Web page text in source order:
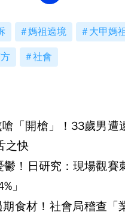
媽祖遶境 大甲媽
社會
「開槍」！33歲男遭
之快
！日研究：現場觀賽
」
食材！社會局稽查「